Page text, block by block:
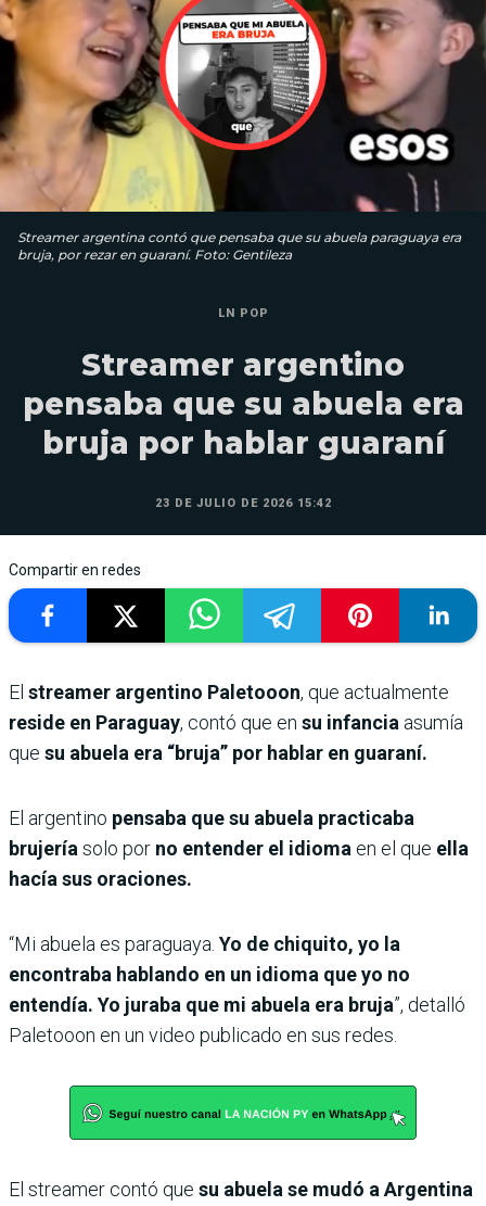
Streamer argentina contó que pensaba que su abuela paraguaya era
bruja, por rezar en guaraní. Foto: Gentileza
LN POP
Streamer argentino
pensaba que su abuela era
bruja por hablar guaraní
23 DE JULIO DE 2026 15:42
Compartir en redes
El streamer argentino Paletooon, que actualmente
reside en Paraguay, contó que en su infancia asumía
que su abuela era “bruja” por hablar en guaraní.
El argentino pensaba que su abuela practicaba
brujería solo por no entender el idioma en el que ella
hacía sus oraciones.
“Mi abuela es paraguaya. Yo de chiquito, yo la
encontraba hablando en un idioma que yo no
entendía. Yo juraba que mi abuela era bruja”, detalló
Paletooon en un video publicado en sus redes.
El streamer contó que su abuela se mudó a Argentina